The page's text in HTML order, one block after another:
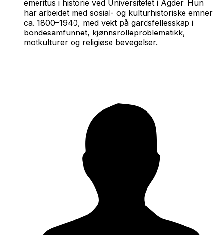
emeritus i historie ved Universitetet i Agder. Hun
har arbeidet med sosial- og kulturhistoriske emner
ca. 1800–1940, med vekt på gardsfellesskap i
bondesamfunnet, kjønnsrolleproblematikk,
motkulturer og religiøse bevegelser.